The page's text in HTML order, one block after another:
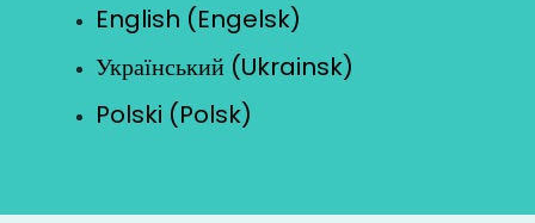
English (Engelsk)
Український (Ukrainsk)
Polski (Polsk)